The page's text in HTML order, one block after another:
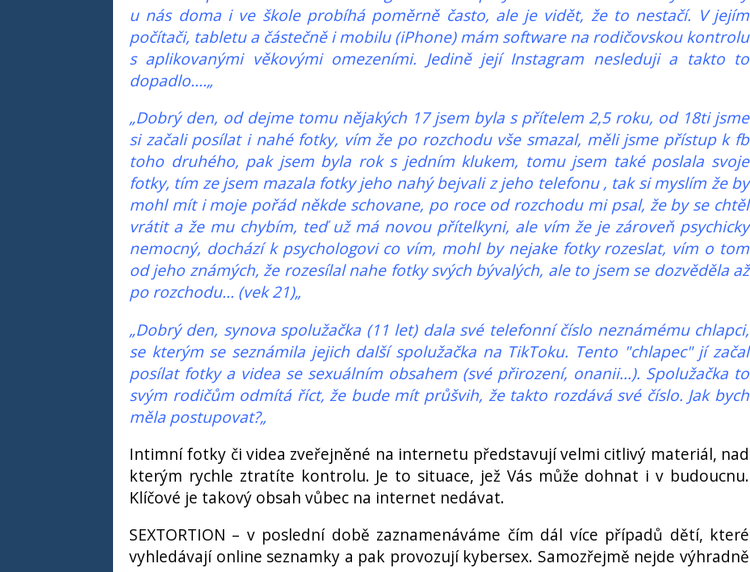
u nás doma i ve škole probíhá poměrně často, ale je vidět, že to nestačí. V jejím
počítači, tabletu a částečně i mobilu (iPhone) mám software na rodičovskou kontrolu
s aplikovanými věkovými omezeními. Jedině její Instagram nesleduji a takto to
dopadlo....„
„Dobrý den, od dejme tomu nějakých 17 jsem byla s přítelem 2,5 roku, od 18ti jsme
si začali posílat i nahé fotky, vím že po rozchodu vše smazal, měli jsme přístup k fb
toho druhého, pak jsem byla rok s jedním klukem, tomu jsem také poslala svoje
fotky, tím ze jsem mazala fotky jeho nahý bejvali z jeho telefonu , tak si myslím že by
mohl mít i moje pořád někde schovane, po roce od rozchodu mi psal, že by se chtěl
vrátit a že mu chybím, teď už má novou přítelkyni, ale vím že je zároveň psychicky
nemocný, dochází k psychologovi co vím, mohl by nejake fotky rozeslat, vím o tom
od jeho známých, že rozesílal nahe fotky svých bývalých, ale to jsem se dozvěděla až
po rozchodu... (vek 21)„
„Dobrý den, synova spolužačka (11 let) dala své telefonní číslo neznámému chlapci,
se kterým se seznámila jejich další spolužačka na TikToku. Tento "chlapec" jí začal
posílat fotky a videa se sexuálním obsahem (své přirození, onanii...). Spolužačka to
svým rodičům odmítá říct, že bude mít průšvih, že takto rozdává své číslo. Jak bych
měla postupovat?„
Intimní fotky či videa zveřejněné na internetu představují velmi citlivý materiál, nad
kterým rychle ztratíte kontrolu. Je to situace, jež Vás může dohnat i v budoucnu.
Klíčové je takový obsah vůbec na internet nedávat.
SEXTORTION – v poslední době zaznamenáváme čím dál více případů dětí, které
vyhledávají online seznamky a pak provozují kybersex. Samozřejmě nejde výhradně